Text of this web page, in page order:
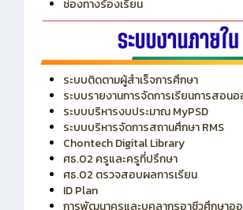
ระบบติดตามผู้สำเร็จการศึกษา
ระบบรายงานการจัดการเรียนการสอนออ
ระบบบริหารงบประมาณ MyPSD
ระบบบริหารจัดการสถานศึกษา RMS
Chontech Digital Library
ศธ.02 ครูและครูที่ปรึกษา
ศธ.02 ตรวจสอบผลการเรียน
ID Plan
การพัฒนาครูและบุคลากรอาชีวศึกษาออ
ระบบฝึกอบรมและพัฒนาบุคลากร (R-